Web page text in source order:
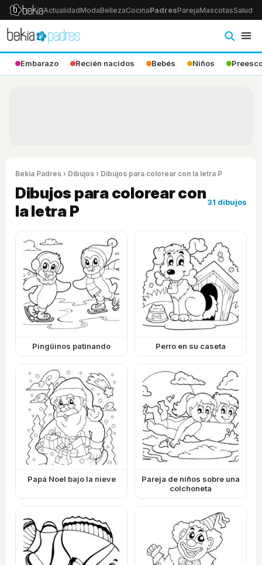
ActualidadModaBellezaCocinaPadresParejaMascotasSalud
Embarazo Recién nacidos Bebés Niños
Bekia Padres › Dibujos › Dibujos para colorear con la letra P
Dibujos para colorear con
la letra P
31 dibujos
Pingüinos patinando Perro en su caseta
Papá Noel bajo la nieve
Pareja de niños sobre una
colchoneta